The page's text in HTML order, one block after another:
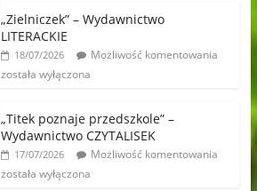
„Zielniczek” – Wydawnictwo
LITERACKIE
18/07/2026
Możliwość komentowania
została wyłączona
„Titek poznaje przedszkole” –
Wydawnictwo CZYTALISEK
17/07/2026
Możliwość komentowania
została wyłączona